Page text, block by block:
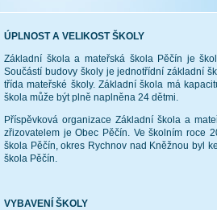
ÚPLNOST A VELIKOST ŠKOLY
Základní škola a mateřská škola Pěčín je
Součástí budovy školy je jednotřídní základní
třída mateřské školy. Základní škola má
škola může být plně naplněna 24 dětmi.
Příspěvková organizace Základní škola a
zřizovatelem je Obec Pěčín. Ve školním roce
škola Pěčín, okres Rychnov nad Kněžnou byl
škola Pěčín.
VYBAVENÍ ŠKOLY